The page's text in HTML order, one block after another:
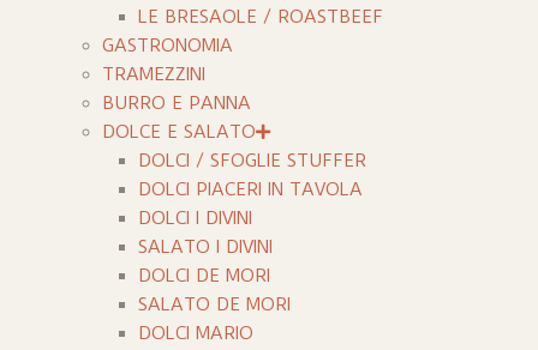
LE BRESAOLE / ROASTBEEF
GASTRONOMIA
TRAMEZZINI
BURRO E PANNA
DOLCE E SALATO
DOLCI / SFOGLIE STUFFER
DOLCI PIACERI IN TAVOLA
DOLCI I DIVINI
SALATO I DIVINI
DOLCI DE MORI
SALATO DE MORI
DOLCI MARIO